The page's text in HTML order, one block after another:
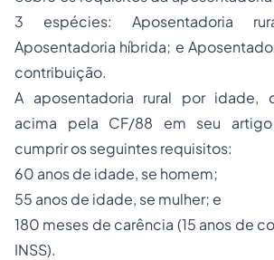
3 espécies: Aposentadoria
Aposentadoria híbrida; e
contribuição.
A aposentadoria rural por idade,
acima pela CF/88 em seu
cumprir os seguintes requisitos:
60 anos de idade, se homem;
55 anos de idade, se mulher; e
180 meses de carência (15 anos de
INSS).